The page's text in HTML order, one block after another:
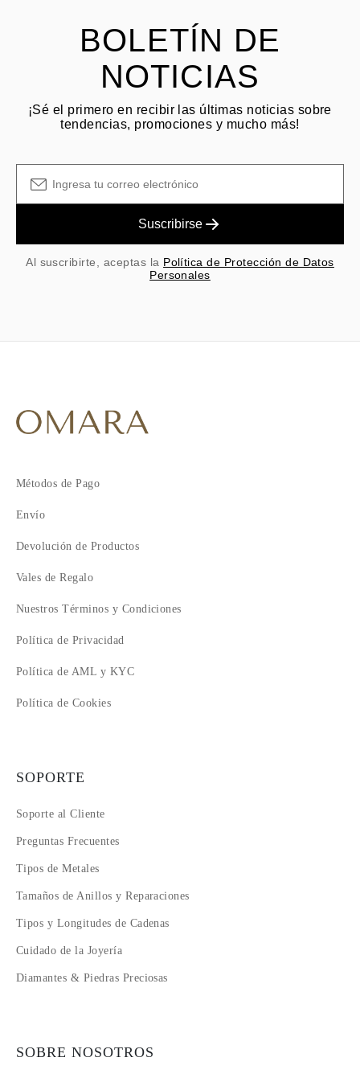
BOLETÍN DE
NOTICIAS
¡Sé el primero en recibir las últimas noticias sobre
tendencias, promociones y mucho más!
Suscribirse
Al suscribirte, aceptas la Política de Protección de Datos
Personales
Métodos de Pago
Envío
Devolución de Productos
Vales de Regalo
Nuestros Términos y Condiciones
Política de Privacidad
Política de AML y KYC
Política de Cookies
SOPORTE
Soporte al Cliente
Preguntas Frecuentes
Tipos de Metales
Tamaños de Anillos y Reparaciones
Tipos y Longitudes de Cadenas
Cuidado de la Joyería
Diamantes & Piedras Preciosas
SOBRE NOSOTROS